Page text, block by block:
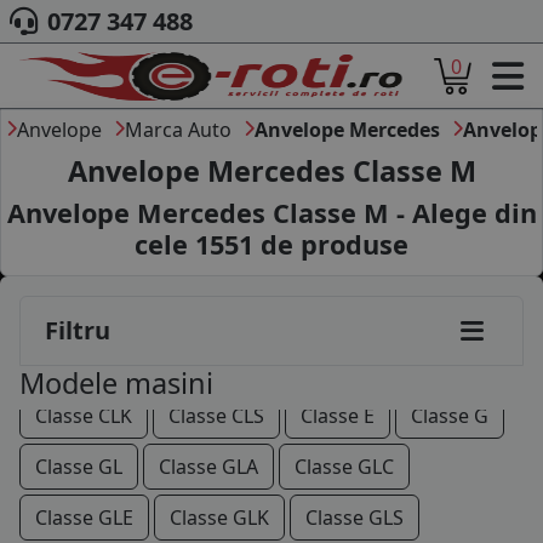
ACASA
DESPRE NOI
ANVELOPE
AUTO
CAMION
MOTO
MARCA AUTO
BLOG
B2B - COLABORARE COMPANII
CONT
0727 347 488
0
Anvelope Marca Auto Anvelope Mercedes
Anvelope Mercedes Classe M
Anvelope Mercedes Classe M - Alege din
cele 1551 de produse
Filtru
Modele masini
190 200 220 230 250 260
280
400 420 500
600
Classe CLK
Classe CLS Classe E
Classe G
Classe GL
Classe GLA
Classe GLC
Classe GLE
Classe GLK
Classe GLS